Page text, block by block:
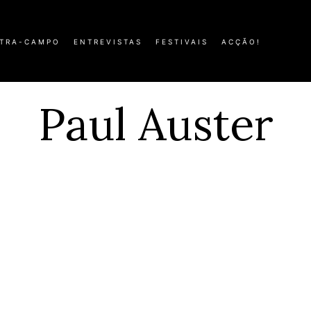
CAMPO ENTREVISTAS FESTIVAIS ACÇÃO!
Paul Auster